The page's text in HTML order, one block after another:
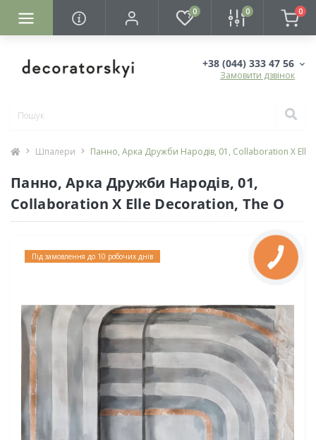
0 0 0
+38 (044) 333 47 56
Замовити дзвінок
Шпалери Панно, Арка Дружби Народів, 01, Collaboration X Elle
Панно, Арка Дружби Народів, 01,
Collaboration X Elle Decoration, The O
Під замовлення до 10 робочих днів